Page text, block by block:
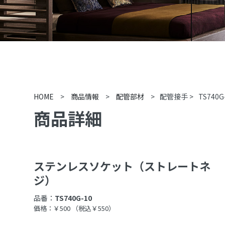
HOME > 商品情報 > 配管部材 > 配管接手 >
商品詳細
ステンレスソケット（ストレートネ
ジ）
品番： TS740G-10
価格：￥500 （税込￥550）